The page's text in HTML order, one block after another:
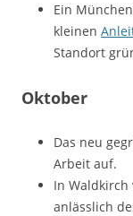
Ein
kleinen
Standort
Oktober
Das neu
Arbeit auf.
In Waldkirch
anlässlich